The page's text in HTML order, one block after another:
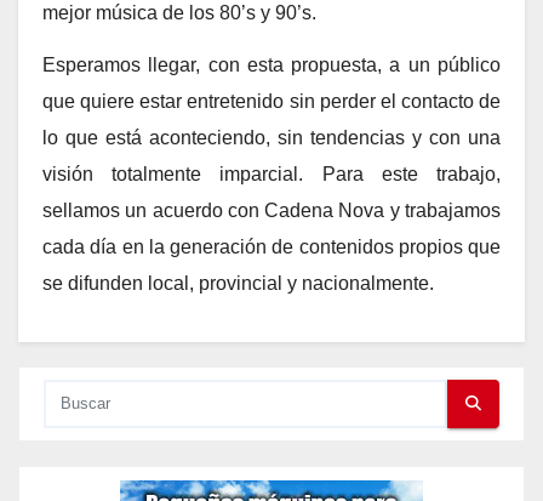
mejor música de los 80’s y 90’s.
Esperamos llegar, con esta propuesta, a un público
que quiere estar entretenido sin perder el contacto de
lo que está aconteciendo, sin tendencias y con una
visión totalmente imparcial. Para este trabajo,
sellamos un acuerdo con Cadena Nova y trabajamos
cada día en la generación de contenidos propios que
se difunden local, provincial y nacionalmente.